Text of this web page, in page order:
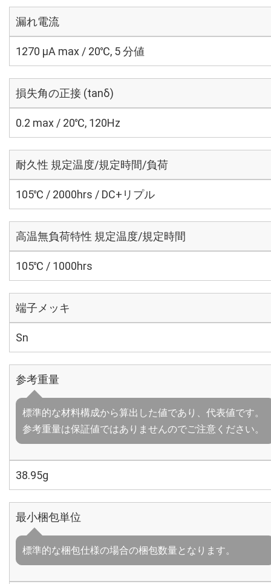
漏れ電流
1270 μA max / 20℃, 5 分値
損失角の正接 (tanδ)
0.2 max / 20℃, 120Hz
耐久性 規定温度/規定時間/負荷
105℃ / 2000hrs / DC+リプル
高温無負荷特性 規定温度/規定時間
105℃ / 1000hrs
端子メッキ
Sn
参考重量
標準的な材料構成から算出した値であり、代表値です。
参考重量は保証値ではありませんのでご注意ください。
38.95g
最小梱包単位
標準的な梱包仕様の場合の梱包数量となります。